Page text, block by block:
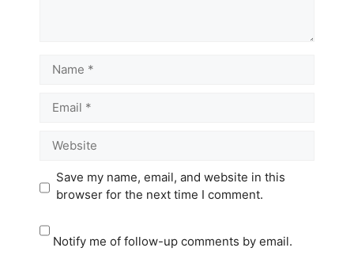
Name
Email
Website
Save my name, email, and website in this
browser for the next time I comment.
Notify me of follow-up comments by email.